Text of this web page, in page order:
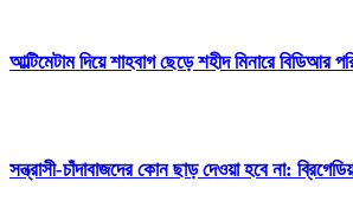
আল্টিমেটাম দিয়ে শাহবাগ ছেড়ে শহীদ মিনারে বিডিআর
সন্ত্রাসী-চাঁদাবাজদের কোন ছাড় দেওয়া হবে না: